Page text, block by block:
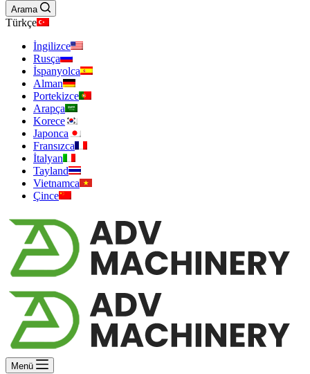
Arama
Türkçe
İngilizce
Rusça
İspanyolca
Alman
Portekizce
Arapça
Korece
Japonca
Fransızca
İtalyan
Tayland
Vietnamca
Çince
Menü